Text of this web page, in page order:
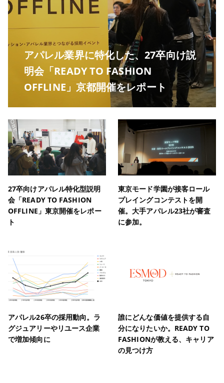
アパレル業界に特化した、27卒向け説
明会「READY TO FASHION
OFFLINE」京都開催をレポート
27卒向けアパレル特化型説明
会「READY TO FASHION
OFFLINE」東京開催をレポー
ト
東京モード学園が接客ロール
プレイングコンテストを開
催。大手アパレル23社が審査
に参加。
アパレル26卒の採用動向。ラ
グジュアリーやリユース企業
で増加傾向に
誰にどんな価値を提供する自
分になりたいか。READY TO
FASHIONが教える、キャリア
の見つけ方